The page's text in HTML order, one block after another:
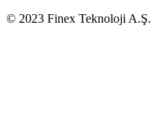
© 2023 Finex Teknoloji A.Ş.